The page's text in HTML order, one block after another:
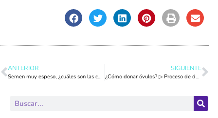
ANTERIOR
Semen muy espeso, ¿cuáles son las causas?
SIGUIENTE
¿Cómo donar óvulos? ▷ Proceso de donación de óvulos en 4 pasos